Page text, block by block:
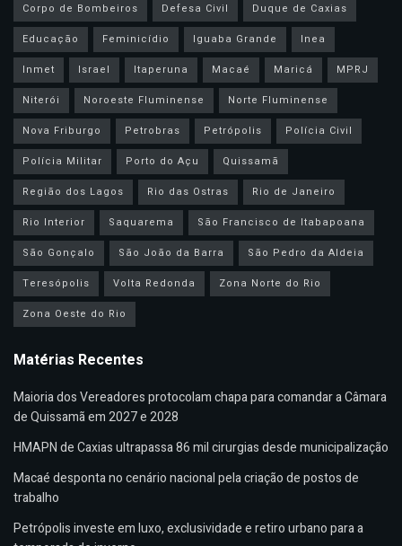
Corpo de Bombeiros
Defesa Civil
Duque de Caxias
Educação
Feminicídio Iguaba Grande
Inea
Inmet
Israel Itaperuna Macaé Maricá
MPRJ
Niterói
Noroeste Fluminense
Norte Fluminense
Nova Friburgo
Petrobras Petrópolis
Polícia Civil
Polícia Militar
Porto do Açu
Quissamã
Região dos Lagos
Rio das Ostras
Rio de Janeiro
Rio Interior
Saquarema
São Francisco de Itabapoana
São Gonçalo
São João da Barra
São Pedro da Aldeia
Teresópolis
Volta Redonda
Zona Norte do Rio
Zona Oeste do Rio
Matérias Recentes
Maioria dos Vereadores protocolam chapa para comandar a Câmara
de Quissamã em 2027 e 2028
HMAPN de Caxias ultrapassa 86 mil cirurgias desde municipalização
Macaé desponta no cenário nacional pela criação de postos de
trabalho
Petrópolis investe em luxo, exclusividade e retiro urbano para a